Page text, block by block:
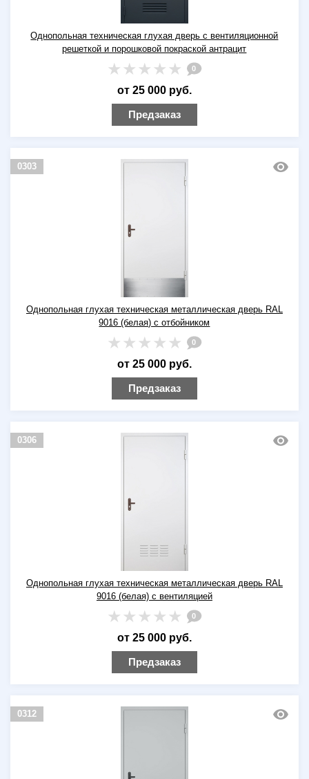
Однопольная техническая глухая дверь с вентиляционной
решеткой и порошковой покраской антрацит
0
от 25 000 руб.
Предзаказ
0303
Однопольная глухая техническая металлическая дверь RAL
9016 (белая) с отбойником
0
от 25 000 руб.
Предзаказ
0306
Однопольная глухая техническая металлическая дверь RAL
9016 (белая) с вентиляцией
0
от 25 000 руб.
Предзаказ
0312